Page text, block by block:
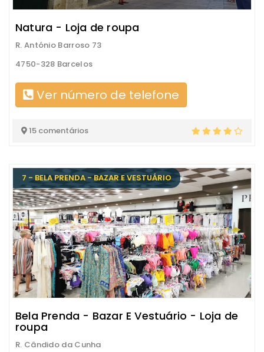
Natura - Loja de roupa
R. António Barroso 73
4750-328 Barcelos
Ver número de telefone
15 comentários
7 - BELA PRENDA - BAZAR E VESTUÁRIO
Bela Prenda - Bazar E Vestuário - Loja de
roupa
R. Cândido da Cunha